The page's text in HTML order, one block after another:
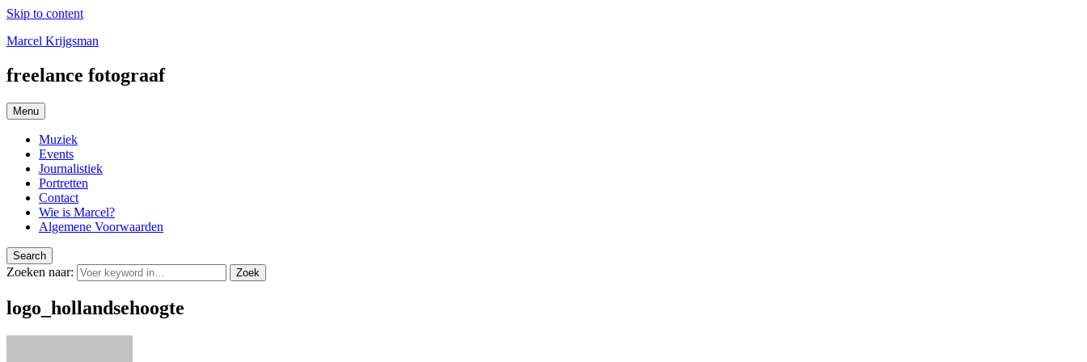
Skip to content
Marcel Krijgsman
freelance fotograaf
Menu
Muziek
Events
Journalistiek
Portretten
Contact
Wie is Marcel?
Algemene Voorwaarden
Search
Zoeken naar: Zoek
logo_hollandsehoogte